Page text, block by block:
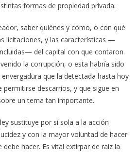
formas de propiedad privada.
saber quiénes y cómo, o con qué
licitaciones, y las características —
del capital con que contaron.
la corrupción, o esta habría sido
que la detectada hasta hoy
permitirse descarríos, y que sigue en
un tema tan importante.
sustituye por sí sola a la acción
y con la mayor voluntad de hacer
hacer. Es vital extirpar de raíz la